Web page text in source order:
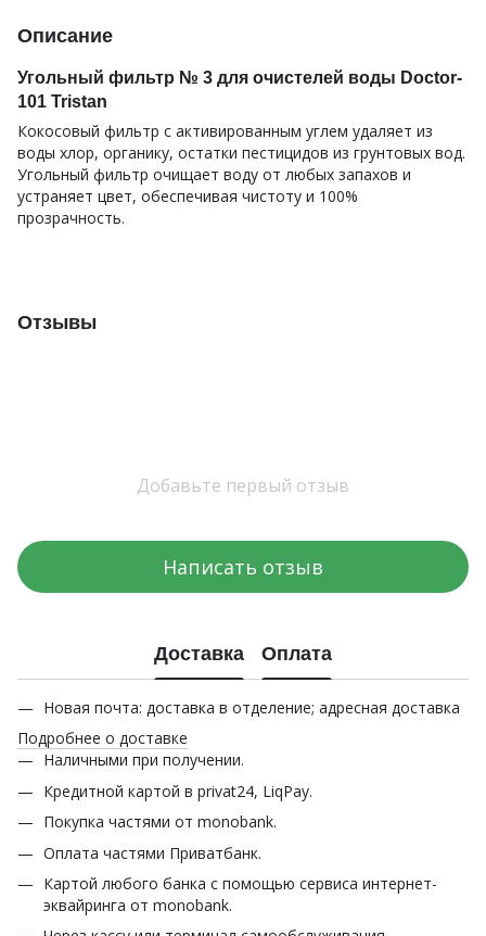
Описание
Угольный фильтр № 3 для очистелей воды Doctor-
101 Tristan
Кокосовый фильтр с активированным углем удаляет из
воды хлор, органику, остатки пестицидов из грунтовых вод.
Угольный фильтр очищает воду от любых запахов и
устраняет цвет, обеспечивая чистоту и 100%
прозрачность.
Отзывы
Добавьте первый отзыв
Написать отзыв
Доставка Оплата
Новая почта: доставка в отделение; адресная доставка
Подробнее о доставке
Наличными при получении.
Кредитной картой в privat24, LiqPay.
Покупка частями от monobank.
Оплата частями Приватбанк.
Картой любого банка с помощью сервиса интернет-
эквайринга от monobank.